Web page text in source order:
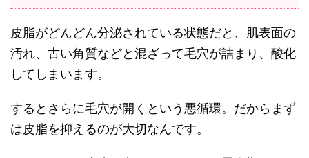
皮脂がどんどん分泌されている状態だと、肌表面の
汚れ、古い角質などと混ざって毛穴が詰まり、酸化
してしまいます。
するとさらに毛穴が開くという悪循環。だからまず
は皮脂を抑えるのが大切なんです。